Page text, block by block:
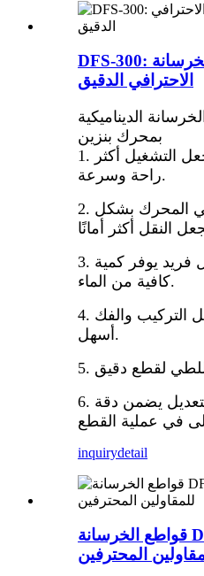
DFS-300: قاطع أسطح الخرسانة
الاحترافي الدقيق
الديناميكية
بمحرك بنزين
1. تصميم مريح. مقبض يجعل التشغيل أكثر
راحة وسرعة.
2. غطاء واقٍ خاص يحمي المحرك بشكل
3. خزان مياه مصمم بشكل فريد يوفر كمية
كافية من الماء.
4. غطاء شفرة خاص يجعل التركيب والفك
أسهل.
6. عمق قطع قابل للتعديل يضمن دقة
inquirydetail
قواطع الخرسانة DFS-500: أداة لا غنى
المحترفين